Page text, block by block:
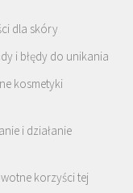
dla skóry
i błędy do unikania
kosmetyki
i działanie
korzyści tej